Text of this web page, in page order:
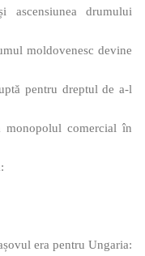
drumului
moldovenesc devine
pentru dreptul de a-l
monopolul comercial în
era pentru Ungaria: